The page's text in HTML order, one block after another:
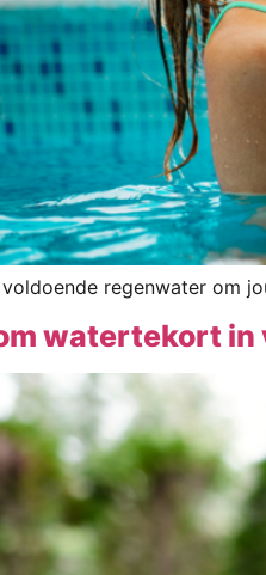
regenwater om
watertekort